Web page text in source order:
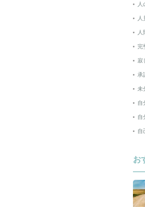
人
人
完
寂
承
未
自
自
自
お